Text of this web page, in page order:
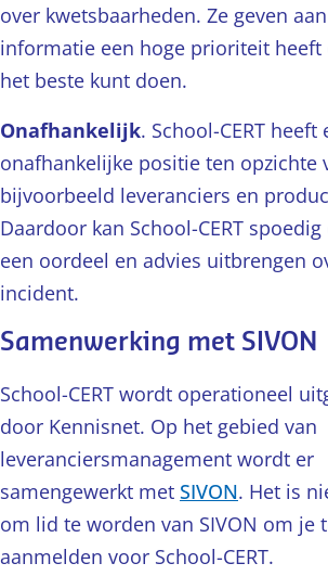
over kwetsbaarheden. Ze geven
informatie een hoge prioriteit heeft
het beste kunt doen.
Onafhankelijk. School-CERT heeft
onafhankelijke positie ten opzichte
bijvoorbeeld leveranciers en
Daardoor kan School-CERT
een oordeel en advies uitbrengen
incident.
Samenwerking met SIVON
School-CERT wordt operationeel
door Kennisnet. Op het gebied van
leveranciersmanagement wordt er
samengewerkt met SIVON. Het is
om lid te worden van SIVON om je
aanmelden voor School-CERT.